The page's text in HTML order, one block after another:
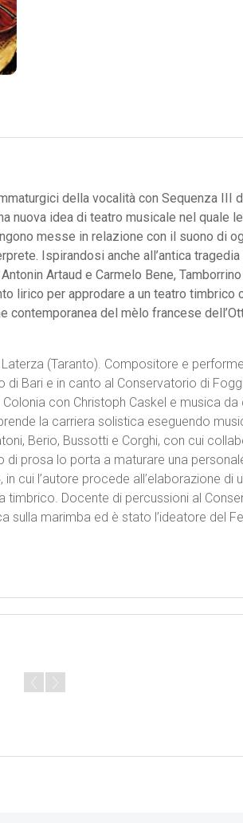
della vocalità con Sequenza III
nuova idea di teatro musicale nel quale
messe in relazione con il suono di
Ispirandosi anche all’antica tragedia
Artaud e Carmelo Bene,
lirico per approdare a un teatro timbrico
contemporanea del mèlo francese
(Taranto). Compositore e
Bari e in canto al Conservatorio di
con Christoph Caskel e musica da
la carriera solistica eseguendo
Berio, Bussotti e Corghi, con cui
prosa lo porta a maturare una
cui l’autore procede all’elaborazione di
timbrico. Docente di percussioni al
sulla marimba ed è stato l’ideatore del